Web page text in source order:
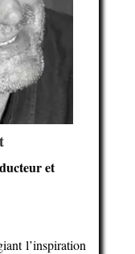
et
l’inspiration